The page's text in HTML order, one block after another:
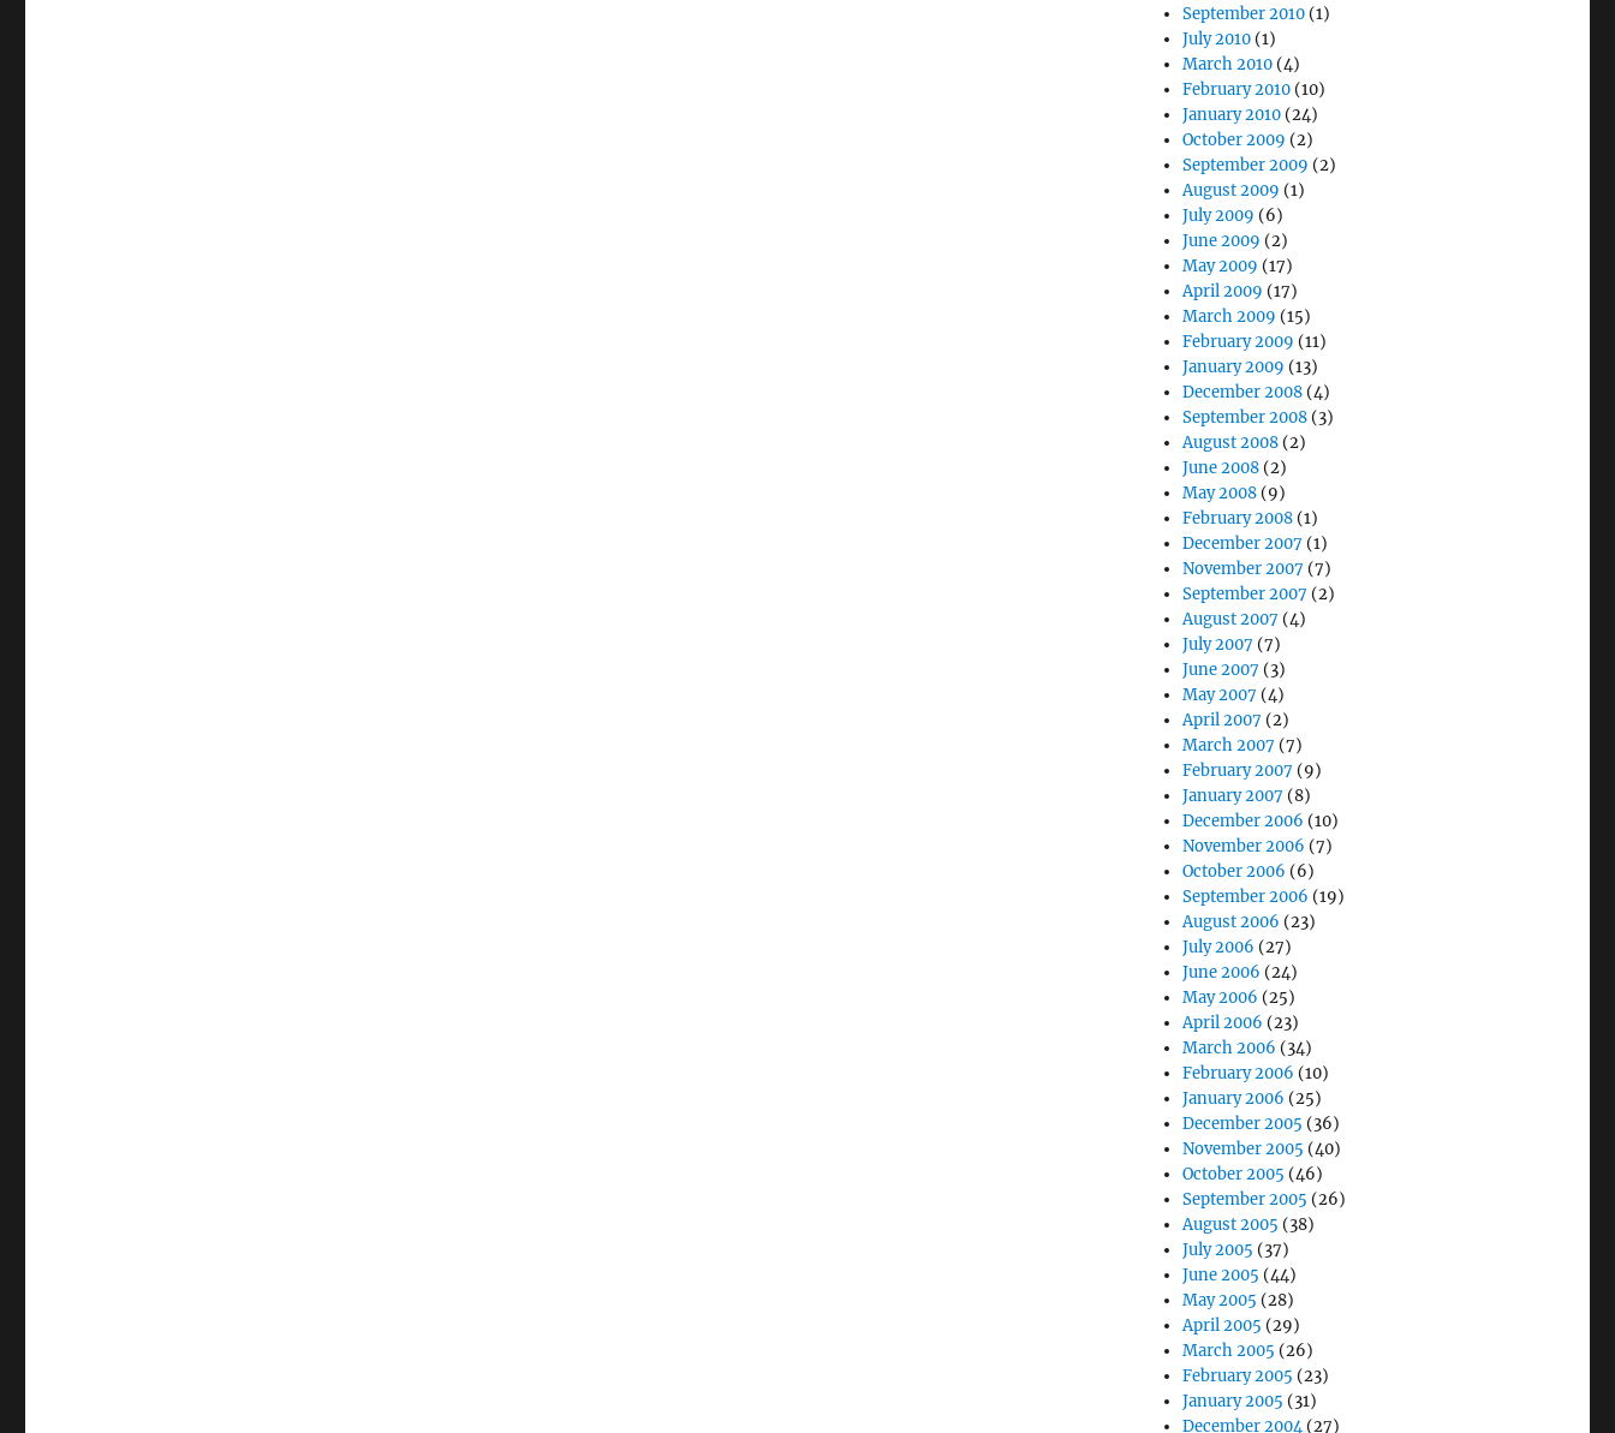
September 2010 (1)
July 2010 (1)
March 2010 (4)
February 2010 (10)
January 2010 (24)
October 2009 (2)
September 2009 (2)
August 2009 (1)
July 2009 (6)
June 2009 (2)
May 2009 (17)
April 2009 (17)
March 2009 (15)
February 2009 (11)
January 2009 (13)
December 2008 (4)
September 2008 (3)
August 2008 (2)
June 2008 (2)
May 2008 (9)
February 2008 (1)
December 2007 (1)
November 2007 (7)
September 2007 (2)
August 2007 (4)
July 2007 (7)
June 2007 (3)
May 2007 (4)
April 2007 (2)
March 2007 (7)
February 2007 (9)
January 2007 (8)
December 2006 (10)
November 2006 (7)
October 2006 (6)
September 2006 (19)
August 2006 (23)
July 2006 (27)
June 2006 (24)
May 2006 (25)
April 2006 (23)
March 2006 (34)
February 2006 (10)
January 2006 (25)
December 2005 (36)
November 2005 (40)
October 2005 (46)
September 2005 (26)
August 2005 (38)
July 2005 (37)
June 2005 (44)
May 2005 (28)
April 2005 (29)
March 2005 (26)
February 2005 (23)
January 2005 (31)
December 2004(27)